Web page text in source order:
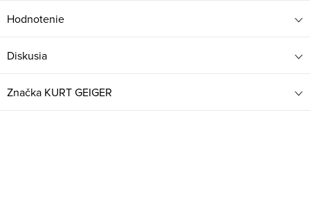
Hodnotenie
Diskusia
Značka KURT GEIGER